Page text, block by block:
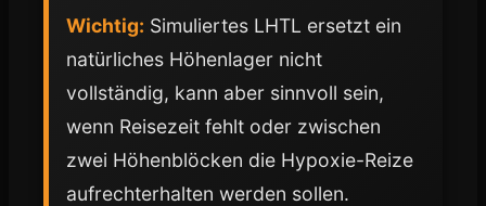
Wichtig: Simuliertes LHTL ersetzt ein
natürliches Höhenlager nicht
vollständig, kann aber sinnvoll sein,
wenn Reisezeit fehlt oder zwischen
zwei Höhenblöcken die Hypoxie-Reize
aufrechterhalten werden sollen.